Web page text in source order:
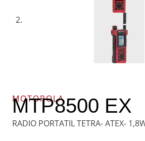
MOTOROLA
MTP8500 EX
RADIO PORTATIL TETRA- ATEX-